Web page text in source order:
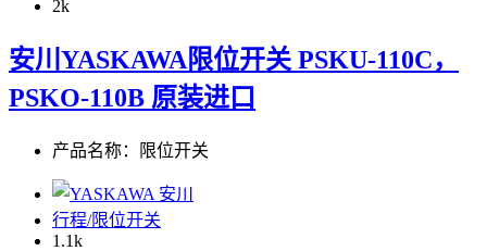
2k
安川YASKAWA限位开关 PSKU-110C，
PSKO-110B 原装进口
产品名称：限位开关
行程/限位开关
1.1k